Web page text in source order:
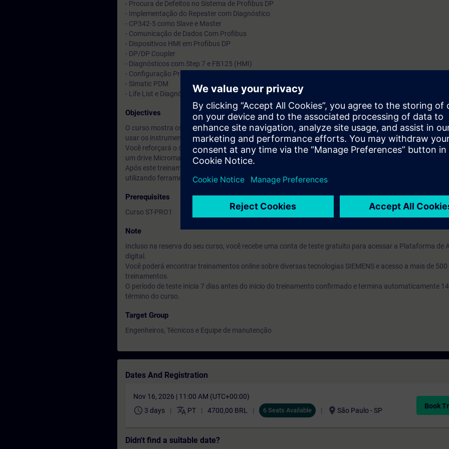
- Procura de Defeitos no Sistema de Profibus DP
- Implementação do Repeater com Diagnóstico
- CP342-5 como Slave e Master
- Comunicação de Dados Com Profibus
- Dispositivos HMI em Profibus DP
- DP/DP Coupler
- Diagnósticos com Step 7 e FB125 (HMI)
- Configuração Profibus PA
- Simatic PDM
- Life List e Diagnósticos
Objectives
O curso mostra os fundamentos prático e teórico das Redes de Comunicação PROFIBUS DP/PA. Você
usar os instrumentos para detecção de falhas e a realizar manutenção na rede.
Você reforçará o seu conhecimento teórico com exercícios práticos utilizando o S7-300, um Simatic Panel
um drive Micromaster 440 ou Sinamics G120 em rede Profibus.
Após este treinamento, o participante terá condições de configurar, instalar e realizar diagnósticos em
utilizando ferramentas como o BT200 e Diagnostic Repeater.
Prerequisites
Curso ST-PRO1
Note
Incluso na reserva do seu curso, você recebe uma conta de teste gratuito para acessar a Plataforma de
digital.
Você poderá encontrar treinamentos online sobre diversas tecnologias SIEMENS e acesso a mais de
treinamentos.
O período de teste inicia 7 dias antes do inicio do treinamento confirmado e termina automaticamente
término do curso.
Target Group
Engenheiros, Técnicos e Equipe de manutenção
Dates And Registration
Nov 16, 2026 | 11:00 AM (UTC+00:00)
schedule 3 days translate PT 4700,00 BRL 6 Seats Available location_on São Paulo - SP
Book
Didn't find a suitable date?